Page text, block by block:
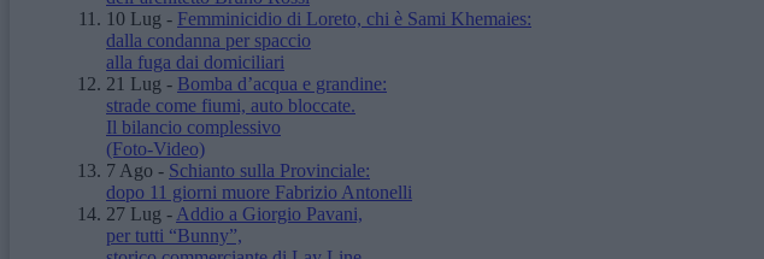
10 Lug - Femminicidio di Loreto, chi è Sami Khemaies:
dalla condanna per spaccio
alla fuga dai domiciliari
21 Lug - Bomba d’acqua e grandine:
strade come fiumi, auto bloccate.
Il bilancio complessivo
(Foto-Video)
7 Ago - Schianto sulla Provinciale:
dopo 11 giorni muore Fabrizio Antonelli
27 Lug - Addio a Giorgio Pavani,
per tutti “Bunny”,